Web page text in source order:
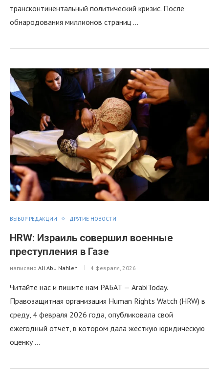
трансконтинентальный политический кризис. После
обнародования миллионов страниц …
ВЫБОР РЕДАКЦИИ ДРУГИЕ НОВОСТИ
HRW: Израиль совершил военные
преступления в Газе
написано Ali Abu Nahleh 4 февраля, 2026
Читайте нас и пишите нам РАБАТ — ArabiToday.
Правозащитная организация Human Rights Watch (HRW) в
среду, 4 февраля 2026 года, опубликовала свой
ежегодный отчет, в котором дала жесткую юридическую
оценку …